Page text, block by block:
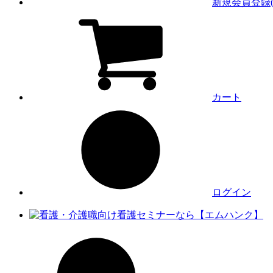
カート
ログイン